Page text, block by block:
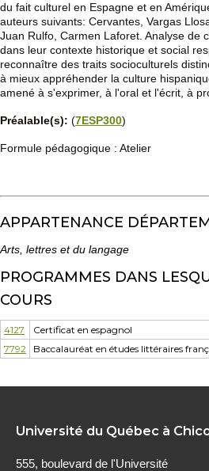
du fait culturel en Espagne et en
auteurs suivants: Cervantes, Vargas
Juan Rulfo, Carmen Laforet. Analyse de
dans leur contexte historique et social
reconnaître des traits socioculturels
à mieux appréhender la culture
amené à s'exprimer, à l'oral et l'écrit, à
Préalable(s): (7ESP300)
Formule pédagogique : Atelier
APPARTENANCE
Arts, lettres et du langage
PROGRAMMES DANS
COURS
4127
Certificat en espagnol
7792
Baccalauréat en études littéraires
Université du Québec à
555, boulevard de l'Université